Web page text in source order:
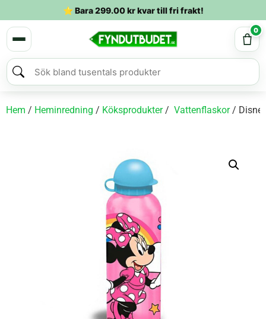
⭐ Bara299.00krkvar till fri frakt!
0
Hem / Heminredning / Köksprodukter/ Vattenflaskor/